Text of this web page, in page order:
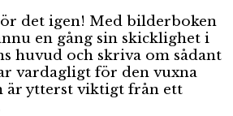
det igen! Med bilderboken
en gång sin skicklighet i
huvud och skriva om sådant
vardagligt för den vuxna
är ytterst viktigt från ett